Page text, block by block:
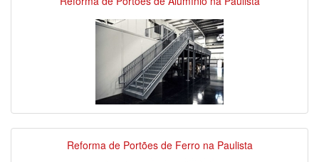
Reforma de Portões de Ferro na Paulista